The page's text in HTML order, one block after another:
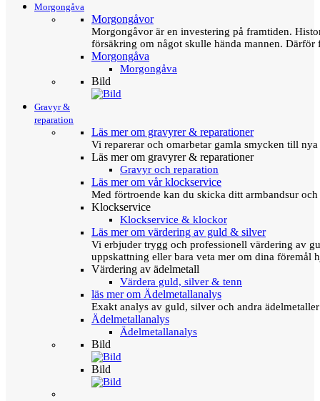
Morgongåva
Morgongåvor
Morgongåvor är en investering på framtiden.
försäkring om något skulle hända mannen.
Morgongåva
Morgongåva
Bild
Gravyr &
reparation
Läs mer om gravyrer & reparationer
Vi reparerar och omarbetar gamla smycken till
Läs mer om gravyrer & reparationer
Gravyr och reparation
Läs mer om vår klockservice
Med förtroende kan du skicka ditt armbandsur
Klockservice
Klockservice & klockor
Läs mer om värdering av guld & silver
Vi erbjuder trygg och professionell värdering av
uppskattning eller bara veta mer om dina föremål
Värdering av ädelmetall
Värdera guld, silver & tenn
läs mer om Ädelmetallanalys
Exakt analys av guld, silver och andra
Ädelmetallanalys
Ädelmetallanalys
Bild
Bild